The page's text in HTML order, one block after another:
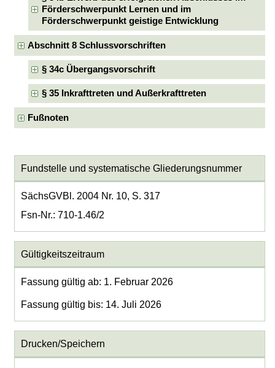
Förderschwerpunkt Lernen und im
Förderschwerpunkt geistige Entwicklung
Abschnitt 8 Schlussvorschriften
§ 34c Übergangsvorschrift
§ 35 Inkrafttreten und Außerkrafttreten
Fußnoten
Fundstelle und systematische Gliederungsnummer
SächsGVBl. 2004 Nr. 10, S. 317
Fsn-Nr.: 710-1.46/2
Gültigkeitszeitraum
Fassung gültig ab: 1. Februar 2026
Fassung gültig bis: 14. Juli 2026
Drucken/Speichern